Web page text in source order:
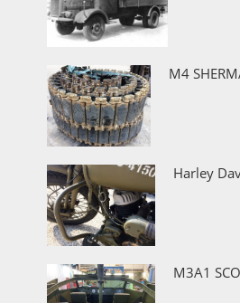
M4
Harley
M3A1